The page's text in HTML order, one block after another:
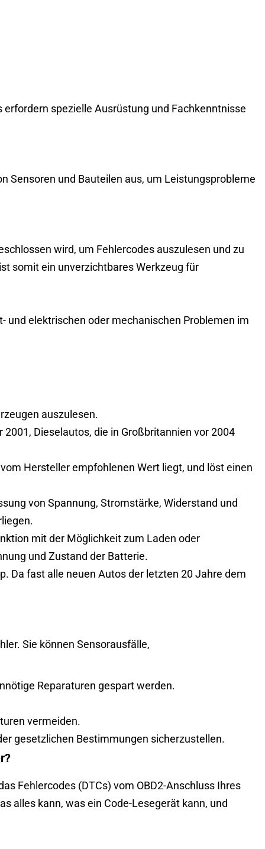
spezielle Ausrüstung und Fachkenntnisse
Sensoren und Bauteilen aus, um Leistungsprobleme
wird, um Fehlercodes auszulesen und zu
somit ein unverzichtbares Werkzeug für
und elektrischen oder mechanischen Problemen im
auszulesen.
Dieselautos, die in Großbritannien vor 2004
Hersteller empfohlenen Wert liegt, und löst einen
von Spannung, Stromstärke, Widerstand und
mit der Möglichkeit zum Laden oder
und Zustand der Batterie.
Da fast alle neuen Autos der letzten 20 Jahre dem
Sie können Sensorausfälle,
Reparaturen gespart werden.
vermeiden.
gesetzlichen Bestimmungen sicherzustellen.
Fehlercodes (DTCs) vom OBD2-Anschluss Ihres
alles kann, was ein Code-Lesegerät kann, und